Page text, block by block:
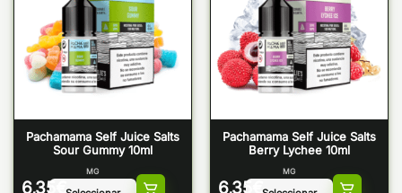
Pachamama Self Juice Salts
Sour Gummy 10ml
6,35 €
MG
Pachamama Self Juice Salts
Berry Lychee 10ml
6,35 €
MG